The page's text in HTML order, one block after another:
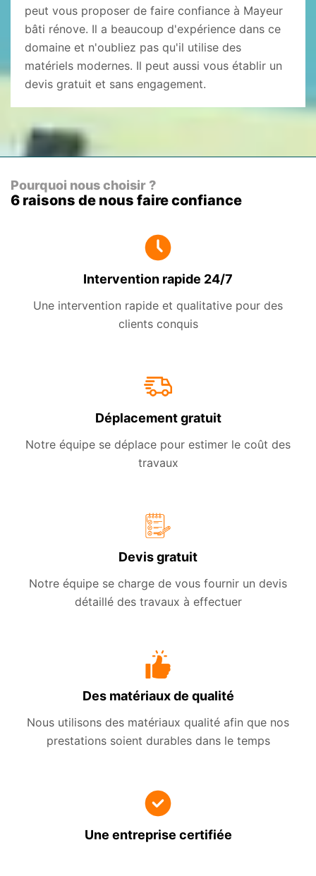
peut vous proposer de faire confiance à Mayeur
bâti rénove. Il a beaucoup d'expérience dans ce
domaine et n'oubliez pas qu'il utilise des
matériels modernes. Il peut aussi vous établir un
devis gratuit et sans engagement.
Pourquoi nous choisir ?
6 raisons de nous faire confiance
Intervention rapide 24/7
Une intervention rapide et qualitative pour des
clients conquis
Déplacement gratuit
Notre équipe se déplace pour estimer le coût des
travaux
Devis gratuit
Notre équipe se charge de vous fournir un devis
détaillé des travaux à effectuer
Des matériaux de qualité
Nous utilisons des matériaux qualité afin que nos
prestations soient durables dans le temps
Une entreprise certifiée